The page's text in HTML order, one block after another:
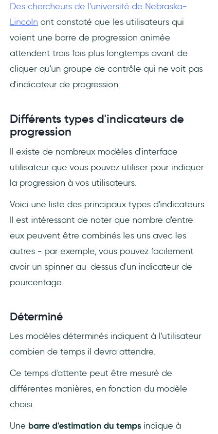
Des chercheurs de l'université de Nebraska-
Lincoln ont constaté que les utilisateurs qui
voient une barre de progression animée
attendent trois fois plus longtemps avant de
cliquer qu'un groupe de contrôle qui ne voit pas
d'indicateur de progression.
Différents types d'indicateurs de
progression
Il existe de nombreux modèles d'interface
utilisateur que vous pouvez utiliser pour indiquer
la progression à vos utilisateurs.
Voici une liste des principaux types d'indicateurs.
Il est intéressant de noter que nombre d'entre
eux peuvent être combinés les uns avec les
autres - par exemple, vous pouvez facilement
avoir un spinner au-dessus d'un indicateur de
pourcentage.
Déterminé
Les modèles déterminés indiquent à l'utilisateur
combien de temps il devra attendre.
Ce temps d'attente peut être mesuré de
différentes manières, en fonction du modèle
choisi.
Une barre d'estimation du temps indique à